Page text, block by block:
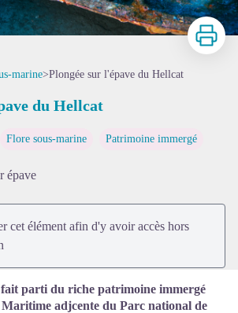
Imprimer
marine>Plongée sur l'épave du Hellcat
du Hellcat
Flore sous-marine Patrimoine immergé
épave
cet élément afin d'y avoir accès hors
parti du riche patrimoine immergé
adjcente du Parc national de